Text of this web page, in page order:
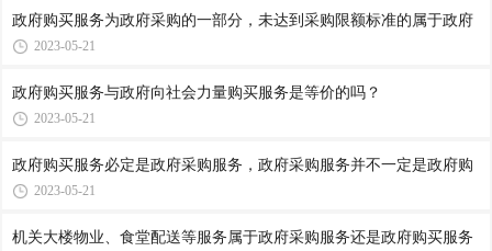
政府购买服务为政府采购的一部分，未达到采购限额标准的属于政府
2023-05-21
政府购买服务与政府向社会力量购买服务是等价的吗？
2023-05-21
政府购买服务必定是政府采购服务，政府采购服务并不一定是政府购
2023-05-21
机关大楼物业、食堂配送等服务属于政府采购服务还是政府购买服务